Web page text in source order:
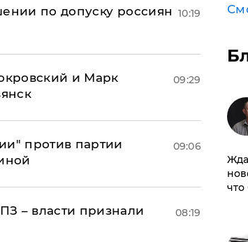
по допуску россиян 10:19
и Марк
09:29
против партии
09:06
– власти признали
08:19
что